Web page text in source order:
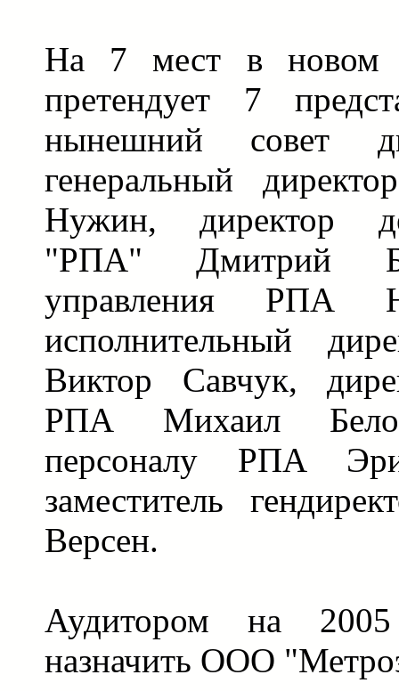
На 7 мест в новом
претендует 7
нынешний совет
генеральный
Нужин, директор
"РПА" Дмитрий
управления РПА
исполнительный
Виктор Савчук,
РПА Михаил
персоналу РПА
заместитель
Версен.
Аудитором на
назначить ООО